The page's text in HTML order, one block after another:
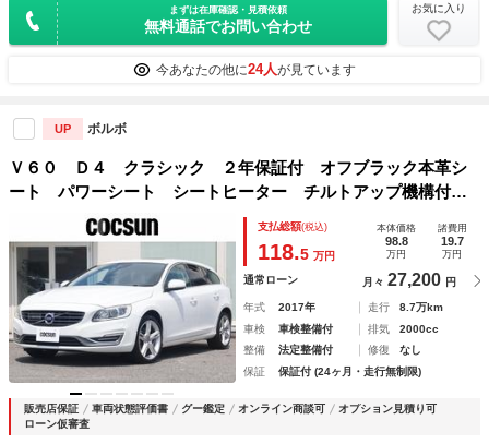
まずは在庫確認・見積依頼
無料通話でお問い合わせ
お気に入り
今あなたの他に24人が見ています
UP ボルボ
Ｖ６０ Ｄ４ クラシック ２年保証付 オフブラック本革シ
ート パワーシート シートヒーター チルトアップ機構付サ
ンルーフ アーバンウッドパネル １８インチアルミホイー
ル ナビゲーション リアビューカメラ 地上デジタルＴＶ
禁煙
支払総額(税込)
118.5 万円
本体価格
98.8
万円
諸費用
19.7
万円
通常ローン 月々 27,200 円
年式 2017年 走行
8.7万km
車検
車検整備付 排気
2000cc
整備
法定整備付 修復
なし
保証
保証付 (24ヶ月・走行無制限)
販売店保証 車両状態評価書 グー鑑定 オンライン商談可
オプション見積り可
ローン仮審査